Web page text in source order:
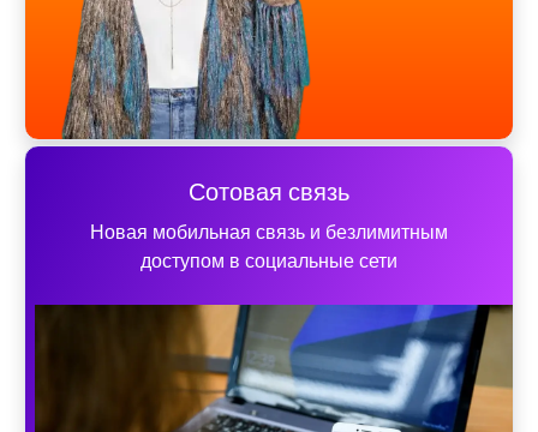
Сотовая связь
Новая мобильная связь и безлимитным
доступом в социальные сети